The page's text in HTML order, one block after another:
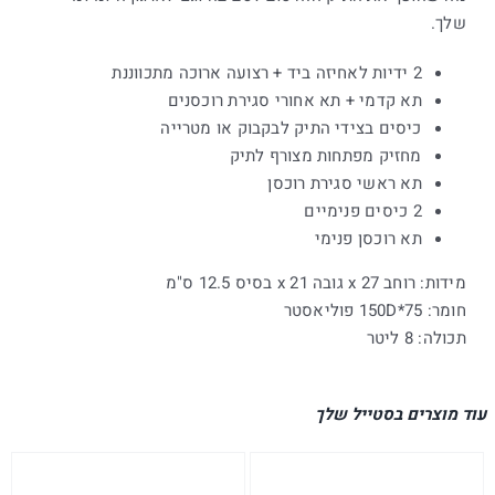
שלך.
2 ידיות לאחיזה ביד + רצועה ארוכה מתכווננת
תא קדמי + תא אחורי סגירת רוכסנים
כיסים בצידי התיק לבקבוק או מטרייה
מחזיק מפתחות מצורף לתיק
תא ראשי סגירת רוכסן
2 כיסים פנימיים
תא רוכסן פנימי
מידות: רוחב 27 x גובה 21 x בסיס 12.5 ס"מ
חומר: 75*150D פוליאסטר
תכולה: 8 ליטר
עוד מוצרים בסטייל שלך